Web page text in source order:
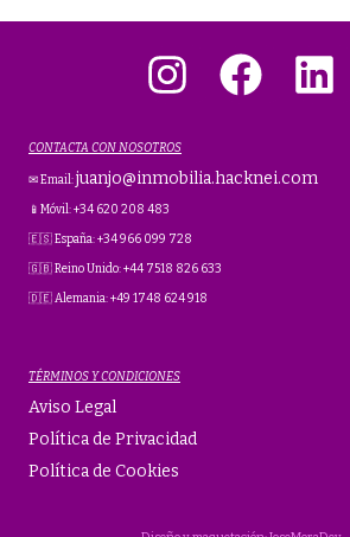
InstagramFacebook LinkedIn
CONTACTA CON NOSOTROS
✉ Email:juanjo@inmobilia.hacknei.com
📱Móvil: +34 620 208 483
🇪🇸 España: +34 966 099 728
🇬🇧 Reino Unido: +44 7518 826 633
🇩🇪 Alemania: +49 1748 624 918
TÉRMINOS Y CONDICIONES
Aviso Legal
Política de Privacidad
Política de Cookies